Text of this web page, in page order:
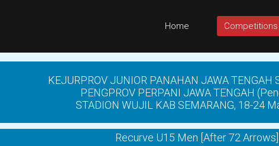
Home Competitions
KEJURPROV JUNIOR PANAHAN JAWA TENGAH
PENGPROV PERPANI JAWA TENGAH
STADION WUJIL KAB SEMARANG, 18-24
Recurve U15 Men [After 72 Arrows]